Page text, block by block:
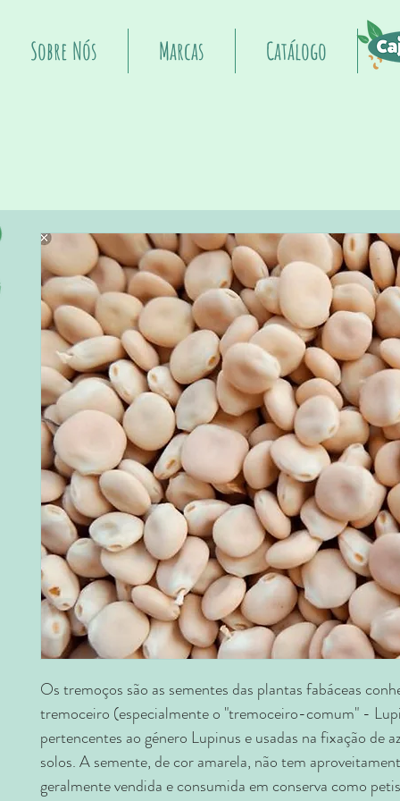
Sobre Nós Marcas Catálogo
Os tremoços são as sementes das plantas fabáceas
tremoceiro (especialmente o "tremoceiro-comum" -
pertencentes ao género Lupinus e usadas na fixação de
solos. A semente, de cor amarela, não tem
geralmente vendida e consumida em conserva como